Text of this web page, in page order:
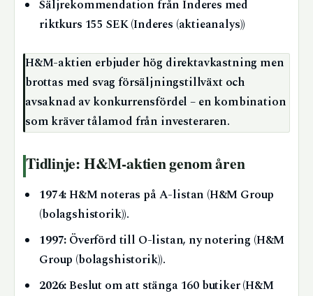
Säljrekommendation från Inderes med
riktkurs 155 SEK (Inderes (aktieanalys))
H&M-aktien erbjuder hög direktavkastning men
brottas med svag försäljningstillväxt och
avsaknad av konkurrensfördel – en kombination
som kräver tålamod från investeraren.
Tidlinje: H&M-aktien genom åren
1974:H&M noteras på A-listan (H&M Group
(bolagshistorik)).
1997: Överförd till O-listan, ny notering (H&M
Group (bolagshistorik)).
2026:Beslut om att stänga 160 butiker (H&M